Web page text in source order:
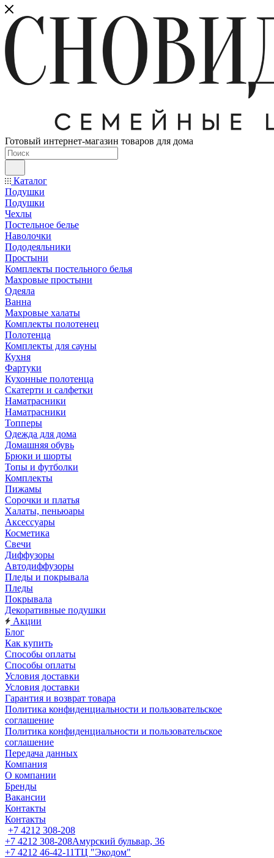
Готовый интернет-магазин товаров для дома
Каталог
Подушки
Подушки
Чехлы
Постельное белье
Наволочки
Пододеяльники
Простыни
Комплекты постельного белья
Махровые простыни
Одеяла
Ванна
Махровые халаты
Комплекты полотенец
Полотенца
Комплекты для сауны
Кухня
Фартуки
Кухонные полотенца
Скатерти и салфетки
Наматрасники
Наматрасники
Топперы
Одежда для дома
Домашняя обувь
Брюки и шорты
Топы и футболки
Комплекты
Пижамы
Сорочки и платья
Халаты, пеньюары
Аксессуары
Косметика
Свечи
Диффузоры
Автодиффузоры
Пледы и покрывала
Пледы
Покрывала
Декоративные подушки
Акции
Блог
Как купить
Способы оплаты
Способы оплаты
Условия доставки
Условия доставки
Гарантия и возврат товара
Политика конфиденциальности и пользовательское
соглашение
Политика конфиденциальности и пользовательское
соглашение
Передача данных
Компания
О компании
Бренды
Вакансии
Контакты
Контакты
+7 4212 308-208
+7 4212 308-208Амурский бульвар, 36
+7 4212 46-42-11ТЦ "Экодом"